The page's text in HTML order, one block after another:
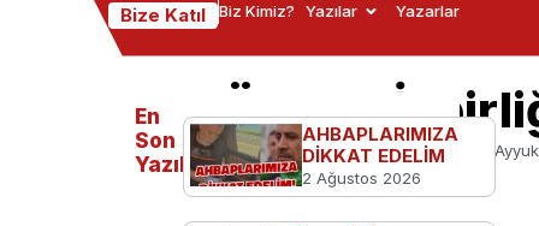
Bize Katıl Biz Kimiz? Yazılar Yazarlar
FETÖ-PKK
Ana Sayfa Türkiye'den FETÖ-PKK İşbirliği
En
Son
Yazılanlar
AHBAPLARIMIZA
DİKKAT EDELİM
2 Ağustos 2026